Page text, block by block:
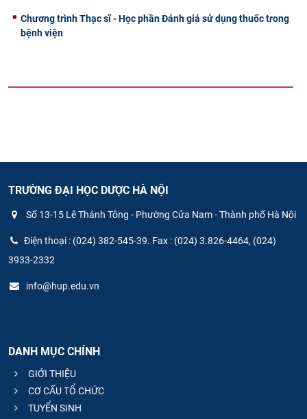
Chương trình Thạc sĩ - Học phần Đánh giá sử dụng thuốc trong
bệnh viện
TRƯỜNG ĐẠI HỌC DƯỢC HÀ NỘI
Số 13-15 Lê Thánh Tông - Phường Cửa Nam - Thành phố Hà Nội
Điện thoại : (024) 382-545-39. Fax : (024) 3.826-4464, (024)
3933-2332
info@hup.edu.vn
DANH MỤC CHÍNH
GIỚI THIỆU
CƠ CẤU TỔ CHỨC
TUYỂN SINH